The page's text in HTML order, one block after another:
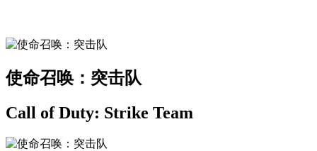
使命召唤：突击队
Call of Duty: Strike Team